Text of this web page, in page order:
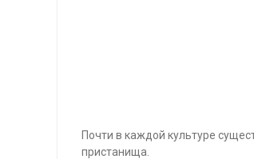
Почти в каждой культуре
пристанища.